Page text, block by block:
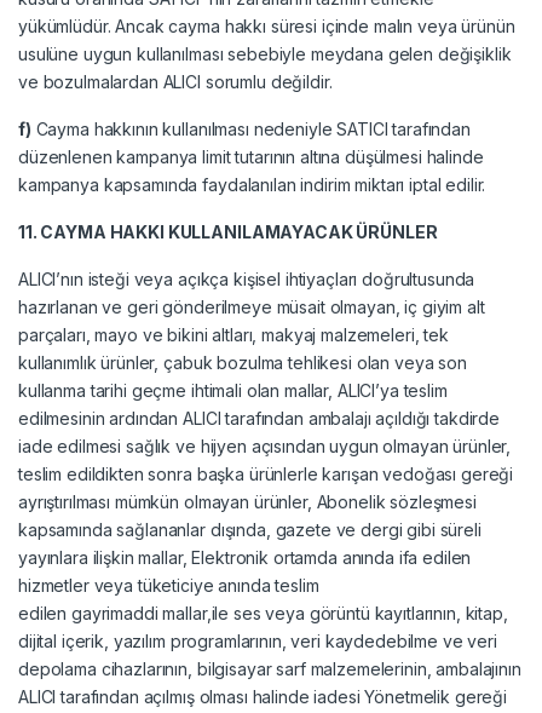
yükümlüdür. Ancak cayma hakkı süresi içinde malın veya ürünün
usulüne uygun kullanılması sebebiyle meydana gelen değişiklik
ve bozulmalardan ALICI sorumlu değildir.
f) Cayma hakkının kullanılması nedeniyle SATICI tarafından
düzenlenen kampanya limit tutarının altına düşülmesi halinde
kampanya kapsamında faydalanılan indirim miktarı iptal edilir.
11. CAYMA HAKKI KULLANILAMAYACAK ÜRÜNLER
ALICI’nın isteği veya açıkça kişisel ihtiyaçları doğrultusunda
hazırlanan ve geri gönderilmeye müsait olmayan, iç giyim alt
parçaları, mayo ve bikini altları, makyaj malzemeleri, tek
kullanımlık ürünler, çabuk bozulma tehlikesi olan veya son
kullanma tarihi geçme ihtimali olan mallar, ALICI’ya teslim
edilmesinin ardından ALICI tarafından ambalajı açıldığı takdirde
iade edilmesi sağlık ve hijyen açısından uygun olmayan ürünler,
teslim edildikten sonra başka ürünlerle karışan vedoğası gereği
ayrıştırılması mümkün olmayan ürünler, Abonelik sözleşmesi
kapsamında sağlananlar dışında, gazete ve dergi gibi süreli
yayınlara ilişkin mallar, Elektronik ortamda anında ifa edilen
hizmetler veya tüketiciye anında teslim
edilen gayrimaddi mallar,ile ses veya görüntü kayıtlarının, kitap,
dijital içerik, yazılım programlarının, veri kaydedebilme ve veri
depolama cihazlarının, bilgisayar sarf malzemelerinin, ambalajının
ALICI tarafından açılmış olması halinde iadesi Yönetmelik gereği